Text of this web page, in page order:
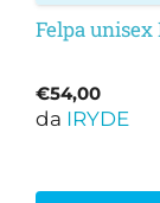
Felpa unisex
€54,00
da IRYDE